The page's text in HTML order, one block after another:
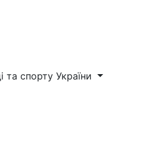
та спорту України